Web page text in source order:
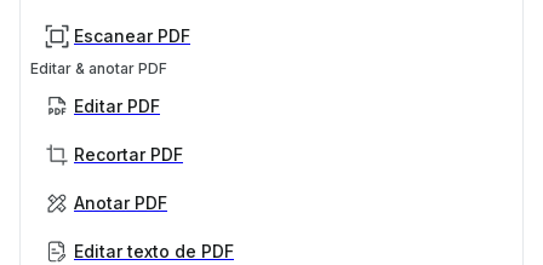
Escanear PDF
Editar & anotar PDF
Editar PDF
Recortar PDF
Anotar PDF
Editar texto de PDF